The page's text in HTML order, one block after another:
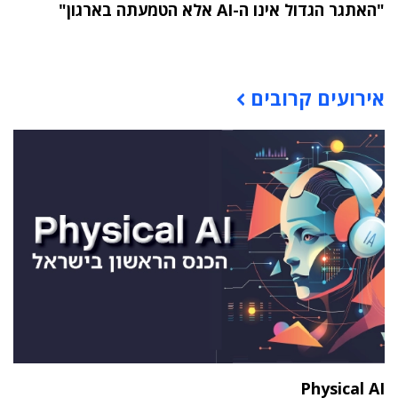
"האתגר הגדול אינו ה-AI אלא הטמעתה בארגון"
אירועים קרובים
Physical AI